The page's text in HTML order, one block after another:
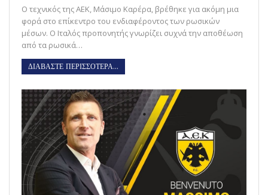
Ο τεχνικός της ΑΕΚ, Μάσιμο Καρέρα, βρέθηκε για ακόμη μια
φορά στο επίκεντρο του ενδιαφέροντος των ρωσικών
μέσων. Ο Ιταλός προπονητής γνωρίζει συχνά την αποθέωση
από τα ρωσικά…
ΔΙΑΒΑΣΤΕ ΠΕΡΙΣΣΟΤΕΡΑ...